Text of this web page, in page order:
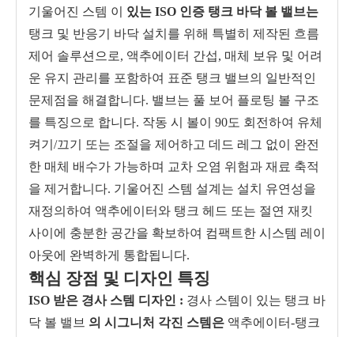
기울어진 스템 이 있는 ISO 인증 탱크 바닥 볼 밸브는
탱크 및 반응기 바닥 설치를 위해 특별히 제작된 흐름
제어 솔루션으로, 액추에이터 간섭, 매체 보유 및 어려
운 유지 관리를 포함하여 표준 탱크 밸브의 일반적인
문제점을 해결합니다. 밸브는 풀 보어 플로팅 볼 구조
를 특징으로 합니다. 작동 시 볼이 90도 회전하여 유체
켜기/끄기 또는 조절을 제어하고 데드 레그 없이 완전
한 매체 배수가 가능하며 교차 오염 위험과 재료 축적
을 제거합니다. 기울어진 스템 설계는 설치 유연성을
재정의하여 액추에이터와 탱크 헤드 또는 절연 재킷
사이에 충분한 공간을 확보하여 컴팩트한 시스템 레이
아웃에 완벽하게 통합됩니다.
핵심 장점 및 디자인 특징
ISO 받은 경사 스템 디자인 : 경사 스템이 있는 탱크 바
닥 볼 밸브 의 시그니처 각진 스템은 액추에이터-탱크